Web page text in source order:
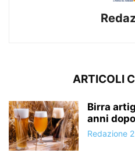
ARTICOLI
Birra
anni
Redazione 2